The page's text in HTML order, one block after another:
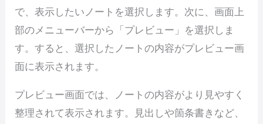
で、表示したいノートを選択します。次に、画面上
部のメニューバーから「プレビュー」を選択しま
す。すると、選択したノートの内容がプレビュー画
面に表示されます。
プレビュー画面では、ノートの内容がより見やすく
整理されて表示されます。見出しや箇条書きなど、